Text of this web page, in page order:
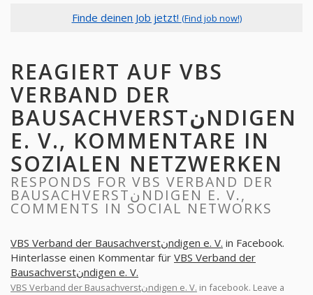
Finde deinen Job jetzt! (Find job now!)
REAGIERT AUF VBS
VERBAND DER
BAUSACHVERSTنNDIGEN
E. V., KOMMENTARE IN
SOZIALEN NETZWERKEN
RESPONDS FOR VBS VERBAND DER
BAUSACHVERSTنNDIGEN E. V.,
COMMENTS IN SOCIAL NETWORKS
VBS Verband der Bausachverstنndigen e. V. in Facebook.
Hinterlasse einen Kommentar für VBS Verband der
Bausachverstنndigen e. V.
VBS Verband der Bausachverstنndigen e. V. in facebook. Leave a